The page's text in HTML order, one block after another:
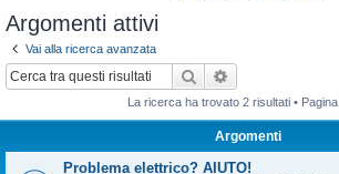
Argomenti attivi
Vai alla ricerca avanzata
Cerca
La ricerca ha trovato 2 risultati • Pagina
Argomenti
Problema elettrico? AIUTO!